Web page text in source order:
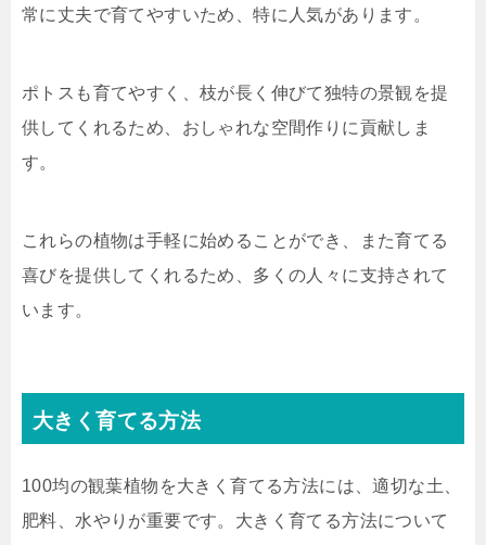
常に丈夫で育てやすいため、特に人気があります。
ポトスも育てやすく、枝が長く伸びて独特の景観を提
供してくれるため、おしゃれな空間作りに貢献しま
す。
これらの植物は手軽に始めることができ、また育てる
喜びを提供してくれるため、多くの人々に支持されて
います。
大きく育てる方法
100均の観葉植物を大きく育てる方法には、適切な土、
肥料、水やりが重要です。大きく育てる方法について